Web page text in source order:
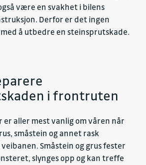
være en svakhet i bilens
Derfor er det ingen
å utbedre en steinsprutskade.
i frontruten
aller mest vanlig om våren når
småstein og annet rask
Småstein og grus fester
slynges opp og kan treffe